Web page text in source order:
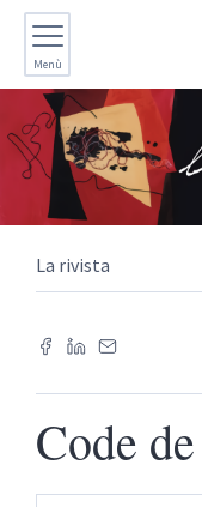
Menù
La rivista
Code